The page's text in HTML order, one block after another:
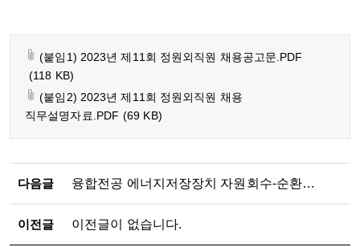
(붙임1) 2023년 제11회 정원외직원 채용공고문.PDF
(118 KB)
(붙임2) 2023년 제11회 정원외직원 채용
직무설명자료.PDF (69 KB)
다음글 융합전공 에너지저장장치 자원회수-순환경제 전공 설명회 개최(2026.07.10.)
이전글 이전글이 없습니다.